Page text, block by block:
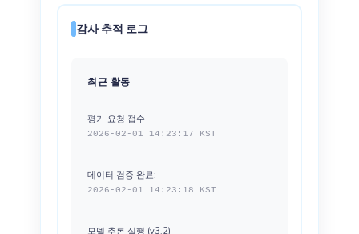
감사 추적 로그
최근 활동
평가 요청 접수
2026-02-01 14:23:17 KST
데이터 검증 완료:
2026-02-01 14:23:18 KST
모델 추론 실행 (v3.2)